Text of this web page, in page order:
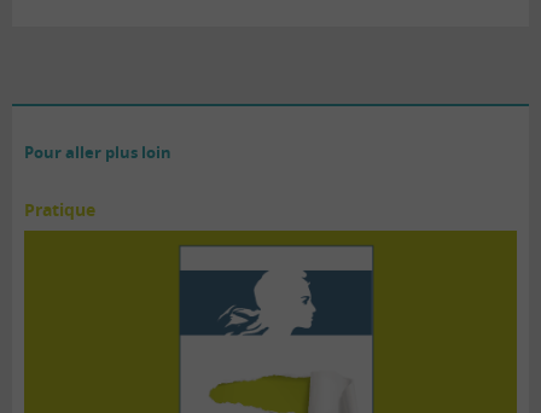
Pour aller plus loin
Pratique